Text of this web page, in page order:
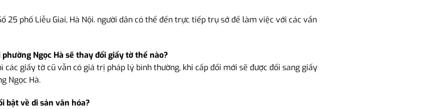
25 phố Liễu Giai, Hà Nội. người dân có thể đến trực tiếp trụ sở để làm việc với các vấn
Ngọc Hà sẽ thay đổi giấy tờ thế nào?
giấy tờ cũ vẫn có giá trị pháp lý bình thường, khi cấp đổi mới sẽ được đổi sang giấy
Ngọc Hà.
bật về di sản văn hóa?